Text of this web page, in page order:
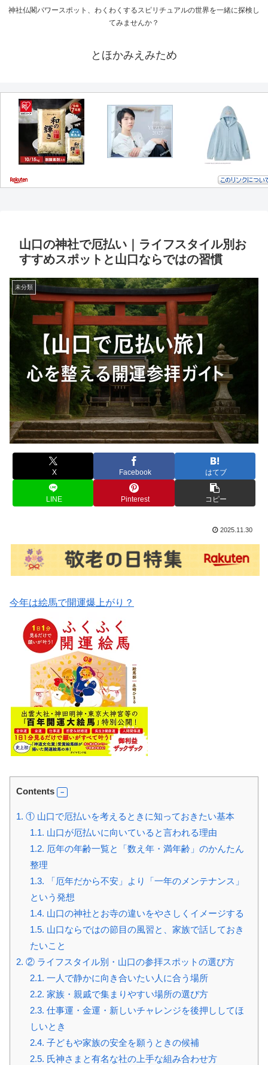
神社仏閣パワースポット、わくわくするスピリチュアルの世界を一緒に探検し
てみませんか？
とほかみえみため
山口の神社で厄払い｜ライフスタイル別お
すすめスポットと山口ならではの習慣
未分類
X Facebook はてブ
LINE Pinterest コピー
2025.11.30
今年は絵馬で開運爆上がり？
Contents
1. ① 山口で厄払いを考えるときに知っておきたい基本
1.1. 山口が厄払いに向いていると言われる理由
1.2. 厄年の年齢一覧と「数え年・満年齢」のかんたん
整理
1.3. 「厄年だから不安」より「一年のメンテナンス」
という発想
1.4. 山口の神社とお寺の違いをやさしくイメージする
1.5. 山口ならではの節目の風習と、家族で話しておき
たいこと
2. ② ライフスタイル別・山口の参拝スポットの選び方
2.1. 一人で静かに向き合いたい人に合う場所
2.2. 家族・親戚で集まりやすい場所の選び方
2.3. 仕事運・金運・新しいチャレンジを後押ししてほ
しいとき
2.4. 子どもや家族の安全を願うときの候補
2.5. 氏神さまと有名な社の上手な組み合わせ方